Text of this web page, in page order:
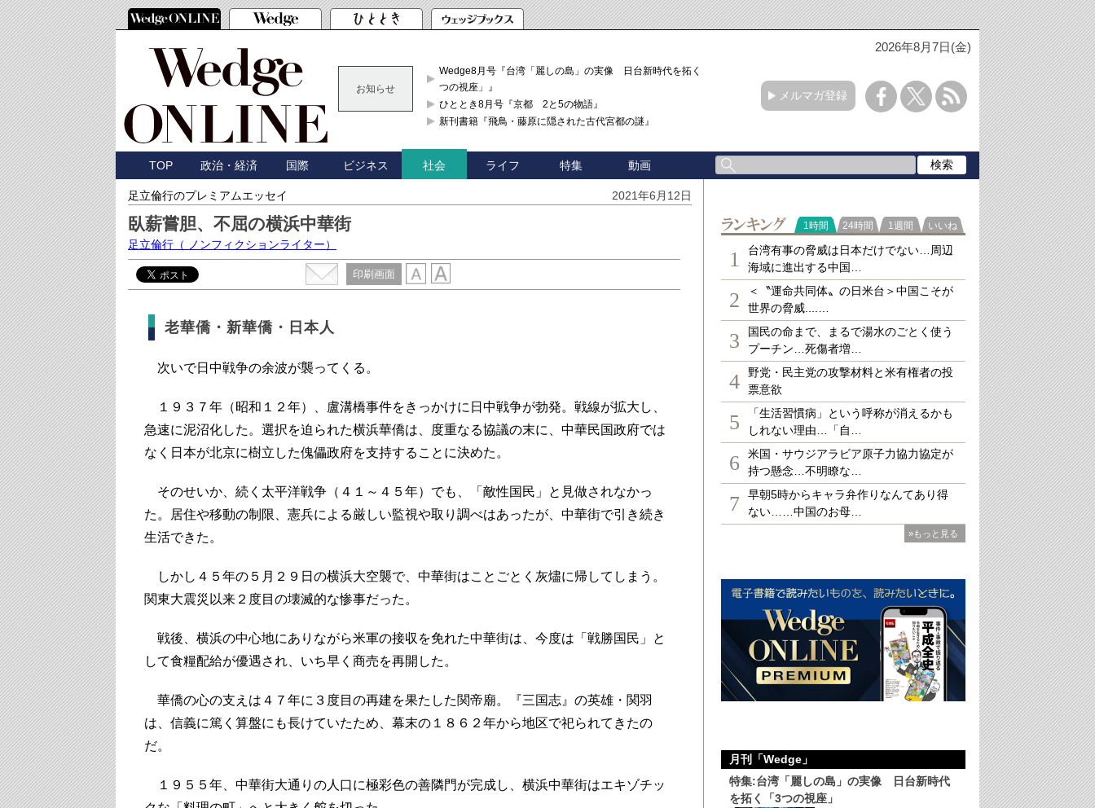
2026年8月7日(金)
お知らせ
Wedge8月号『台湾「麗しの島」の実像 日台新時代を拓く「3
つの視座」』
ひととき8月号『京都 2と5の物語』
新刊書籍『飛鳥・藤原に隠された古代宮都の謎』
メルマガ登録
TOP 政治・経済 国際 ビジネス 社会 ライフ 特集 動画
足立倫行のプレミアムエッセイ 2021年6月12日
臥薪嘗胆、不屈の横浜中華街
足立倫行 （ ノンフィクションライター）
印刷画面
老華僑・新華僑・日本人
次いで日中戦争の余波が襲ってくる。
１９３７年（昭和１２年）、盧溝橋事件をきっかけに日中戦争が勃発。戦線が拡大し、
急速に泥沼化した。選択を迫られた横浜華僑は、度重なる協議の末に、中華民国政府では
なく日本が北京に樹立した傀儡政府を支持することに決めた。
そのせいか、続く太平洋戦争（４１～４５年）でも、「敵性国民」と見做されなかっ
た。居住や移動の制限、憲兵による厳しい監視や取り調べはあったが、中華街で引き続き
生活できた。
しかし４５年の５月２９日の横浜大空襲で、中華街はことごとく灰燼に帰してしまう。
関東大震災以来２度目の壊滅的な惨事だった。
戦後、横浜の中心地にありながら米軍の接収を免れた中華街は、今度は「戦勝国民」と
して食糧配給が優遇され、いち早く商売を再開した。
華僑の心の支えは４７年に３度目の再建を果たした関帝廟。『三国志』の英雄・関羽
は、信義に篤く算盤にも長けていたため、幕末の１８６２年から地区で祀られてきたの
だ。
１９５５年、中華街大通りの人口に極彩色の善隣門が完成し、横浜中華街はエキゾチッ
ランキング
1時間 24時間 1週間 いいね
1
台湾有事の脅威は日本だけでない…周辺
海域に進出する中国…
2
＜〝運命共同体〟の日米台＞中国こそが
世界の脅威....…
3
国民の命まで、まるで湯水のごとく使う
プーチン…死傷者増…
4
野党・民主党の攻撃材料と米有権者の投
票意欲
5
「生活習慣病」という呼称が消えるかも
しれない理由…「自…
6
米国・サウジアラビア原子力協力協定が
持つ懸念…不明瞭な…
7
早朝5時からキャラ弁作りなんてあり得
ない……中国のお母…
»もっと見る
月刊「Wedge」
特集:台湾「麗しの島」の実像 日台新時代
を拓く「3つの視座」